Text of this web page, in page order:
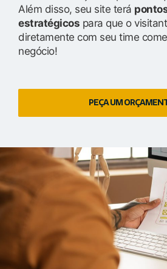
Além disso, seu site terá
estratégicos para que o
diretamente com seu time
negócio!
PEÇA UM